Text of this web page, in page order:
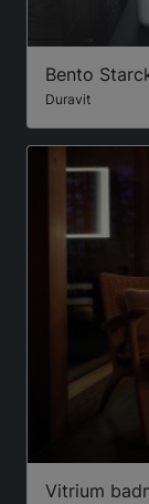
Bento
Duravit
Vitrium